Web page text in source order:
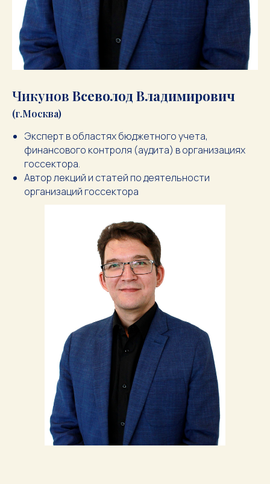
Чикунов Всеволод Владимирович
(г.Москва)
Эксперт в областях бюджетного учета,
финансового контроля (аудита) в организациях
госсектора.
Автор лекций и статей по деятельности
организаций госсектора